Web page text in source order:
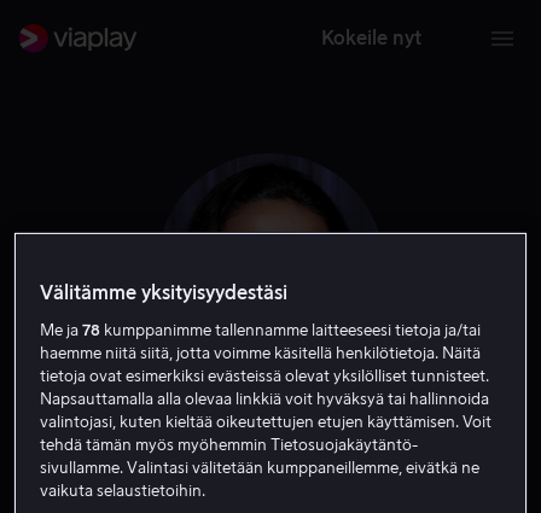
Kokeile nyt
Rachel Zegler
Välitämme yksityisyydestäsi
Me ja78 kumppanimme tallennamme laitteeseesi tietoja ja/tai
haemme niitä siitä, jotta voimme käsitellä henkilötietoja. Näitä
tietoja ovat esimerkiksi evästeissä olevat yksilölliset tunnisteet.
Napsauttamalla alla olevaa linkkiä voit hyväksyä tai hallinnoida
valintojasi, kuten kieltää oikeutettujen etujen käyttämisen. Voit
tehdä tämän myös myöhemmin Tietosuojakäytäntö-
sivullamme. Valintasi välitetään kumppaneillemme, eivätkä ne
vaikuta selaustietoihin.